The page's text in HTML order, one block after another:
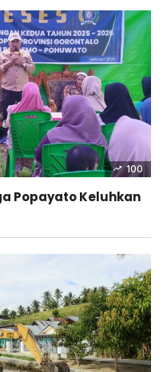
100
Popayato Keluhkan